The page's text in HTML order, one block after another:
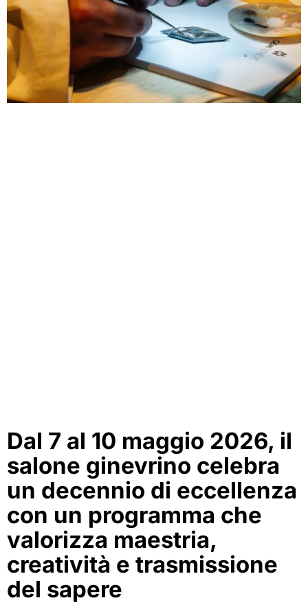
Dal 7 al 10 maggio 2026, il
salone ginevrino celebra
un decennio di eccellenza
con un programma che
valorizza maestria,
creatività e trasmissione
del sapere